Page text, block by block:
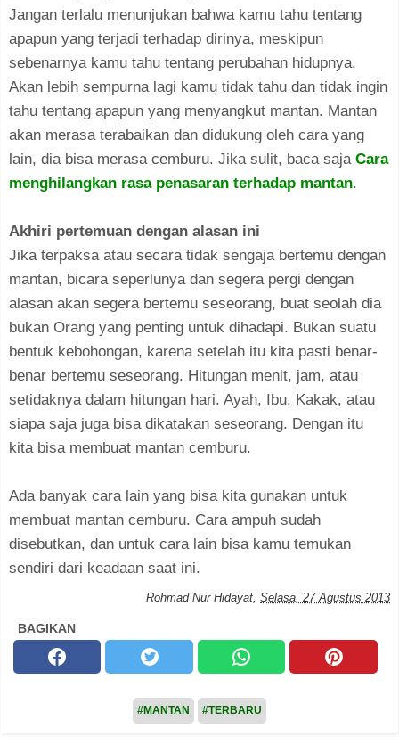
Jangan terlalu menunjukan bahwa kamu tahu tentang
apapun yang terjadi terhadap dirinya, meskipun
sebenarnya kamu tahu tentang perubahan hidupnya.
Akan lebih sempurna lagi kamu tidak tahu dan tidak ingin
tahu tentang apapun yang menyangkut mantan. Mantan
akan merasa terabaikan dan didukung oleh cara yang
lain, dia bisa merasa cemburu. Jika sulit, baca saja Cara
menghilangkan rasa penasaran terhadap mantan.
Akhiri pertemuan dengan alasan ini
Jika terpaksa atau secara tidak sengaja bertemu dengan
mantan, bicara seperlunya dan segera pergi dengan
alasan akan segera bertemu seseorang, buat seolah dia
bukan Orang yang penting untuk dihadapi. Bukan suatu
bentuk kebohongan, karena setelah itu kita pasti benar-
benar bertemu seseorang. Hitungan menit, jam, atau
setidaknya dalam hitungan hari. Ayah, Ibu, Kakak, atau
siapa saja juga bisa dikatakan seseorang. Dengan itu
kita bisa membuat mantan cemburu.
Ada banyak cara lain yang bisa kita gunakan untuk
membuat mantan cemburu. Cara ampuh sudah
disebutkan, dan untuk cara lain bisa kamu temukan
sendiri dari keadaan saat ini.
Rohmad Nur Hidayat, Selasa, 27 Agustus 2013
BAGIKAN
#MANTAN #TERBARU